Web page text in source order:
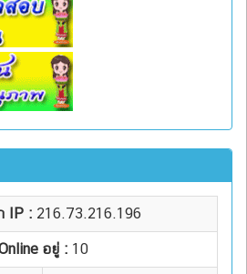
IP : 216.73.216.196
อยู่ : 10